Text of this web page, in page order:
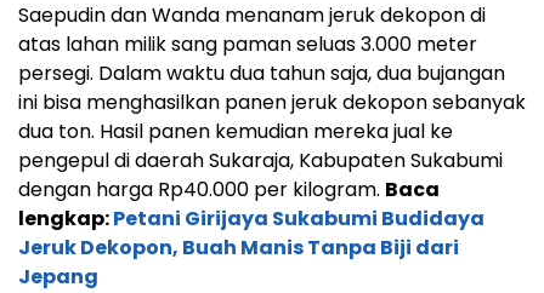
Saepudin dan Wanda menanam jeruk dekopon di
atas lahan milik sang paman seluas 3.000 meter
persegi. Dalam waktu dua tahun saja, dua bujangan
ini bisa menghasilkan panen jeruk dekopon sebanyak
dua ton. Hasil panen kemudian mereka jual ke
pengepul di daerah Sukaraja, Kabupaten Sukabumi
dengan harga Rp40.000 per kilogram. Baca
lengkap:Petani Girijaya Sukabumi Budidaya
Jeruk Dekopon, Buah Manis Tanpa Biji dari
Jepang